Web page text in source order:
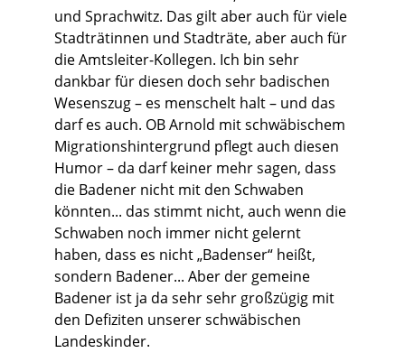
und Sprachwitz. Das gilt aber auch für viele
Stadträtinnen und Stadträte, aber auch für
die Amtsleiter-Kollegen. Ich bin sehr
dankbar für diesen doch sehr badischen
Wesenszug – es menschelt halt – und das
darf es auch. OB Arnold mit schwäbischem
Migrationshintergrund pflegt auch diesen
Humor – da darf keiner mehr sagen, dass
die Badener nicht mit den Schwaben
könnten... das stimmt nicht, auch wenn die
Schwaben noch immer nicht gelernt
haben, dass es nicht „Badenser“ heißt,
sondern Badener... Aber der gemeine
Badener ist ja da sehr sehr großzügig mit
den Defiziten unserer schwäbischen
Landeskinder.